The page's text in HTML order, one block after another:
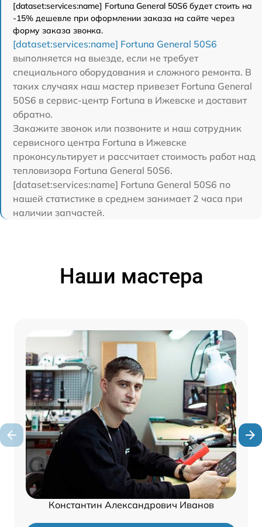
[dataset:services:name] Fortuna General 50S6 будет стоить на
-15% дешевле при оформлении заказа на сайте через
форму заказа звонка.
[dataset:services:name] Fortuna General 50S6
выполняется на выезде, если не требует
специального оборудования и сложного ремонта. В
таких случаях наш мастер привезет Fortuna General
50S6 в сервис-центр Fortuna в Ижевске и доставит
обратно.
Закажите звонок или позвоните и наш сотрудник
сервисного центра Fortuna в Ижевске
проконсультирует и рассчитает стоимость работ над
тепловизора Fortuna General 50S6.
[dataset:services:name] Fortuna General 50S6 по
нашей статистике в среднем занимает 2 часа при
наличии запчастей.
Наши мастера
Константин Александрович Иванов